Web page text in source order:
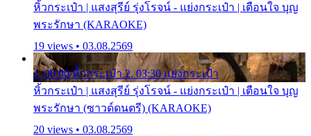
หิ้วกระเป๋า | แสงสุรีย์ รุ่งโรจน์ - แย่งกระเป๋า | เตือนใจ บุญ
พระรักษา (KARAOKE)
19 views • 03.08.2569
1. 00:00 หิ้วกระเป๋า 2. 03:30 แย่งกระเป๋า
หิ้วกระเป๋า | แสงสุรีย์ รุ่งโรจน์ - แย่งกระเป๋า | เตือนใจ บุญ
พระรักษา (ซาวด์ดนตรี) (KARAOKE)
20 views • 03.08.2569